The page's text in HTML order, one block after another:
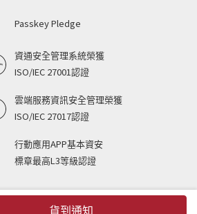
貨到通知
Passkey Pledge
資通安全管理系統榮獲
ISO/IEC 27001認證
雲端服務資訊安全管理榮獲
ISO/IEC 27017認證
行動應用APP基本資安
標章最高L3等級認證